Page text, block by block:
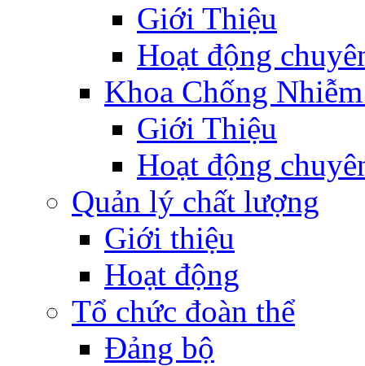
Giới Thiệu
Hoạt động
Khoa Chống
Giới Thiệu
Hoạt động
Quản lý chất lượng
Giới thiệu
Hoạt động
Tổ chức đoàn thể
Đảng bộ